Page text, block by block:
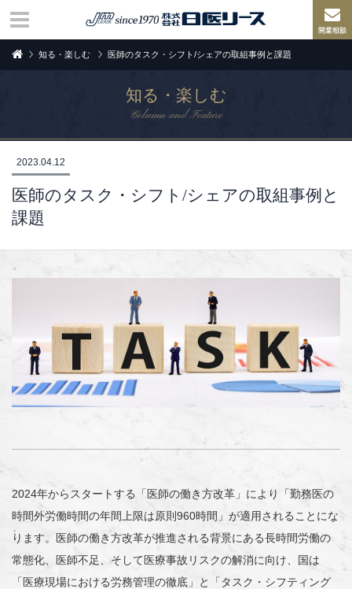
知る・楽しむ 医師のタスク・シフト/シェアの取組事例と課題
知る・楽しむ
Column and Feature
2023.04.12
医師のタスク・シフト/シェアの取組事例と
課題
2024年からスタートする「医師の働き方改革」により「勤務医の
時間外労働時間の年間上限は原則960時間」が適用されることにな
ります。医師の働き方改革が推進される背景にある長時間労働の
常態化、医師不足、そして医療事故リスクの解消に向け、国は
「医療現場における労務管理の徹底」と「タスク・シフティング